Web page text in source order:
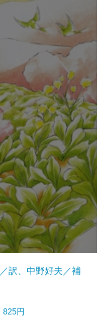
訳、中野好夫／補
825円